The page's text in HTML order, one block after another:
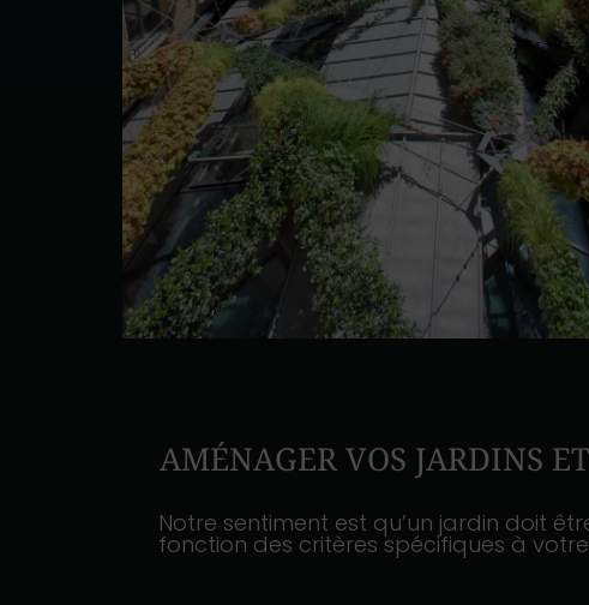
AMÉNAGER VOS JARDINS
Notre sentiment est qu’un jardin doit
fonction des critères spécifiques à votre